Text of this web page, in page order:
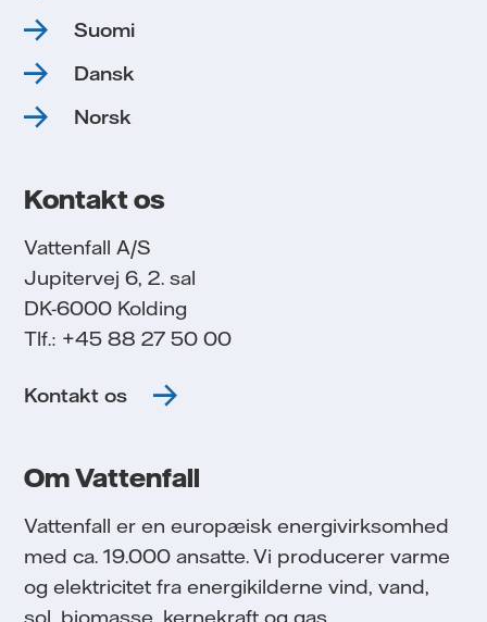
Suomi
Dansk
Norsk
Kontakt os
Vattenfall A/S
Jupitervej 6, 2. sal
DK-6000 Kolding
Tlf.: +45 88 27 50 00
Kontakt os
Om Vattenfall
Vattenfall er en europæisk energivirksomhed
med ca. 19.000 ansatte. Vi producerer varme
og elektricitet fra energikilderne vind, vand,
sol, biomasse, kernekraft og gas.